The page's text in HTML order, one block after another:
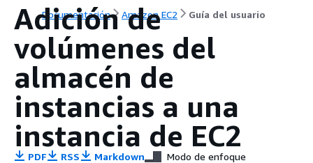
Documentación Amazon EC2 Guía del usuario
Adición de
volúmenes del
almacén de
instancias a una
instancia de EC2
PDF RSS Markdown Modo de enfoque